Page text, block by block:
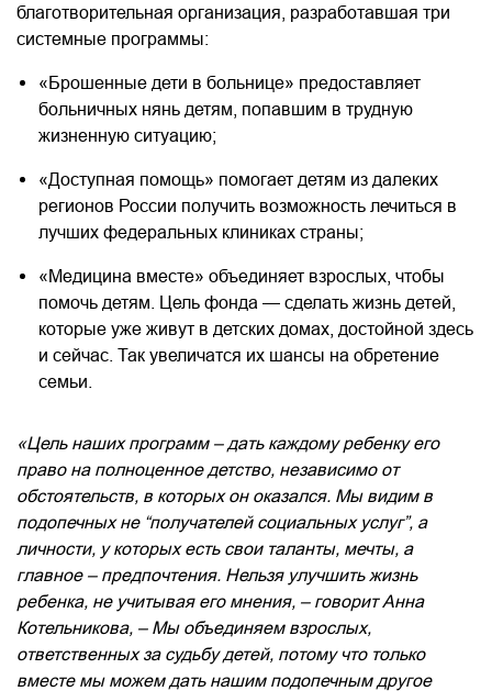
благотворительная организация, разработавшая три
системные программы:
«Брошенные дети в больнице» предоставляет
больничных нянь детям, попавшим в трудную
жизненную ситуацию;
«Доступная помощь» помогает детям из далеких
регионов России получить возможность лечиться в
лучших федеральных клиниках страны;
«Медицина вместе» объединяет взрослых, чтобы
помочь детям. Цель фонда — сделать жизнь детей,
которые уже живут в детских домах, достойной здесь
и сейчас. Так увеличатся их шансы на обретение
семьи.
«Цель наших программ – дать каждому ребенку его
право на полноценное детство, независимо от
обстоятельств, в которых он оказался. Мы видим в
подопечных не “получателей социальных услуг”, а
личности, у которых есть свои таланты, мечты, а
главное – предпочтения. Нельзя улучшить жизнь
ребенка, не учитывая его мнения, – говорит Анна
Котельникова, – Мы объединяем взрослых,
ответственных за судьбу детей, потому что только
вместе мы можем дать нашим подопечным другое